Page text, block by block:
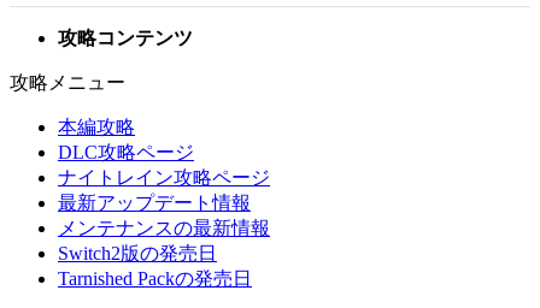
攻略コンテンツ
攻略メニュー
本編攻略
DLC攻略ページ
ナイトレイン攻略ページ
最新アップデート情報
メンテナンスの最新情報
Switch2版の発売日
Tarnished Packの発売日